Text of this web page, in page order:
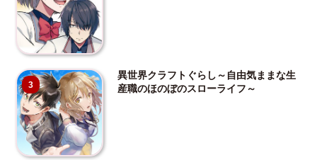
3
異世界クラフトぐらし～自由気ままな生
産職のほのぼのスローライフ～